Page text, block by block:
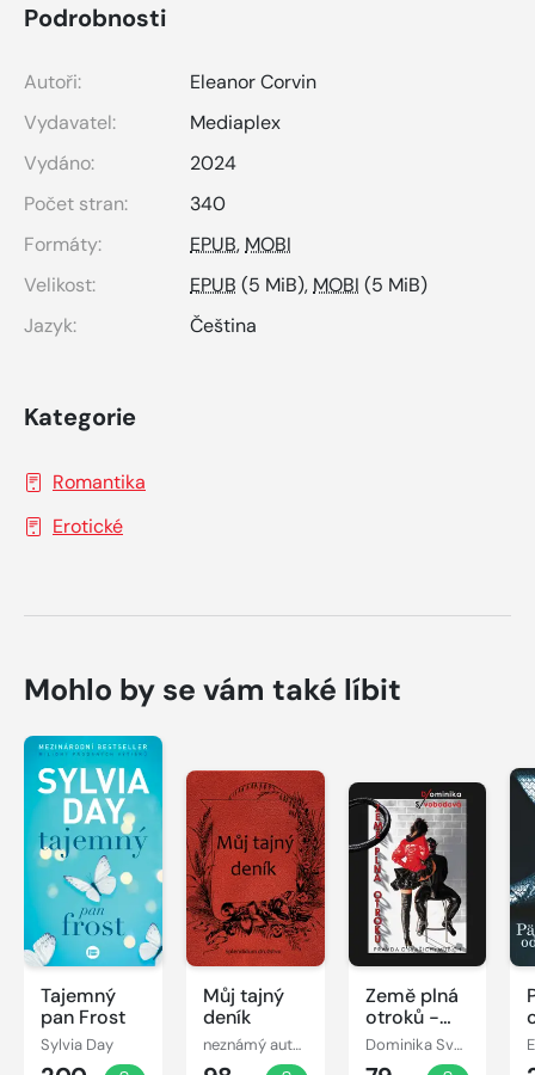
Podrobnosti
Autoři:
Eleanor Corvin
Vydavatel:
Mediaplex
Vydáno:
2024
Počet stran:
340
Formáty:
EPUB, MOBI
Velikost:
EPUB (5 MiB), MOBI (5 MiB)
Jazyk:
Čeština
Kategorie
Romantika
Erotické
Mohlo by se vám také líbit
Tajemný
pan Frost
Sylvia Day
Můj tajný
deník
neznámý autor
Země plná
otroků -
Pravda o
(vašich)
Dominika Svobodová